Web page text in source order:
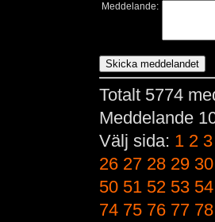
Meddelande:
Totalt 5774
Meddelande
Välj sida: 1 2 3
26 27 28 29 30
50 51 52 53 54
74 75 76 77 78